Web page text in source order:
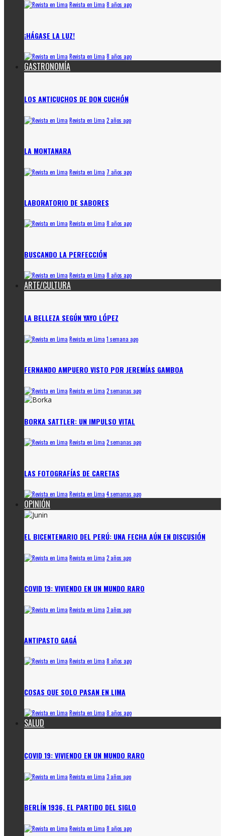
Revista en Lima 8 años ago
¡HÁGASE LA LUZ!
Revista en Lima 8 años ago
GASTRONOMÍA
LOS ANTICUCHOS DE DON CUCHÓN
Revista en Lima 2 años ago
LA MONTANARA
Revista en Lima 7 años ago
LABORATORIO DE SABORES
Revista en Lima 8 años ago
BUSCANDO LA PERFECCIÓN
Revista en Lima 8 años ago
ARTE/CULTURA
LA BELLEZA SEGÚN YAYO LÓPEZ
Revista en Lima 1 semana ago
FERNANDO AMPUERO VISTO POR JEREMÍAS GAMBOA
Revista en Lima 2 semanas ago
BORKA SATTLER: UN IMPULSO VITAL
Revista en Lima 2 semanas ago
LAS FOTOGRAFÍAS DE CARETAS
Revista en Lima 4 semanas ago
OPINIÓN
EL BICENTENARIO DEL PERÚ: UNA FECHA AÚN EN DISCUSIÓN
Revista en Lima 2 años ago
COVID 19: VIVIENDO EN UN MUNDO RARO
Revista en Lima 3 años ago
ANTIPASTO GAGÁ
Revista en Lima 8 años ago
COSAS QUE SOLO PASAN EN LIMA
Revista en Lima 8 años ago
SALUD
COVID 19: VIVIENDO EN UN MUNDO RARO
Revista en Lima 3 años ago
BERLÍN 1936, EL PARTIDO DEL SIGLO
Revista en Lima 8 años ago